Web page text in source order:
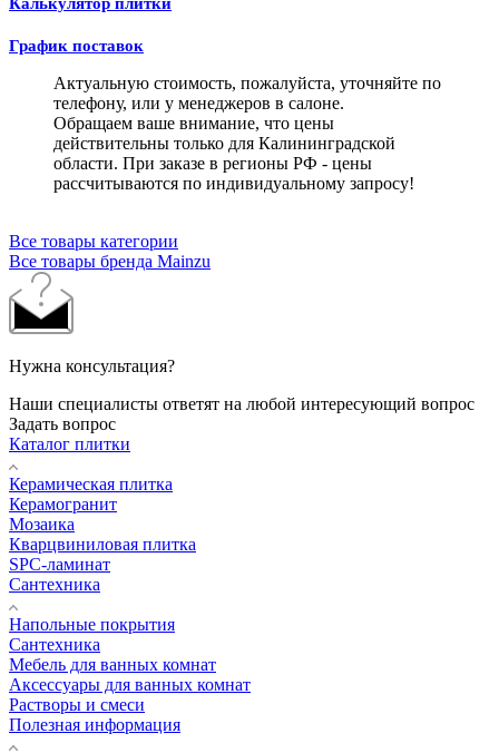
График поставок
Актуальную стоимость, пожалуйста, уточняйте по
телефону, или у менеджеров в салоне.
Обращаем ваше внимание, что цены
действительны только для Калининградской
области. При заказе в регионы РФ - цены
рассчитываются по индивидуальному запросу!
Все товары категории
Все товары бренда Mainzu
Нужна консультация?
Наши специалисты ответят на любой интересующий вопрос
Задать вопрос
Каталог плитки
Керамическая плитка
Керамогранит
Мозаика
Кварцвиниловая плитка
SPC-ламинат
Сантехника
Напольные покрытия
Сантехника
Мебель для ванных комнат
Аксессуары для ванных комнат
Растворы и смеси
Полезная информация